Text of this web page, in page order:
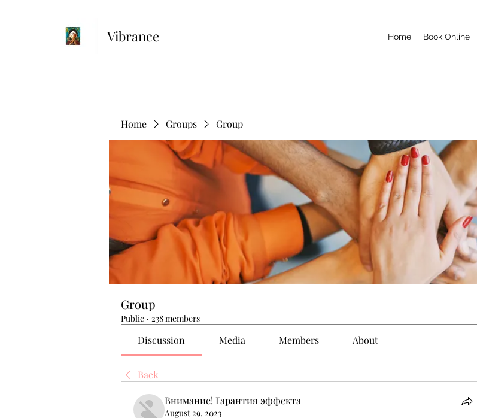
Vibrance Home Book Online
Home Groups Group
Group
Public · 238 members
Discussion Media Members About
Back
Внимание! Гарантия эффекта
August 29, 2023